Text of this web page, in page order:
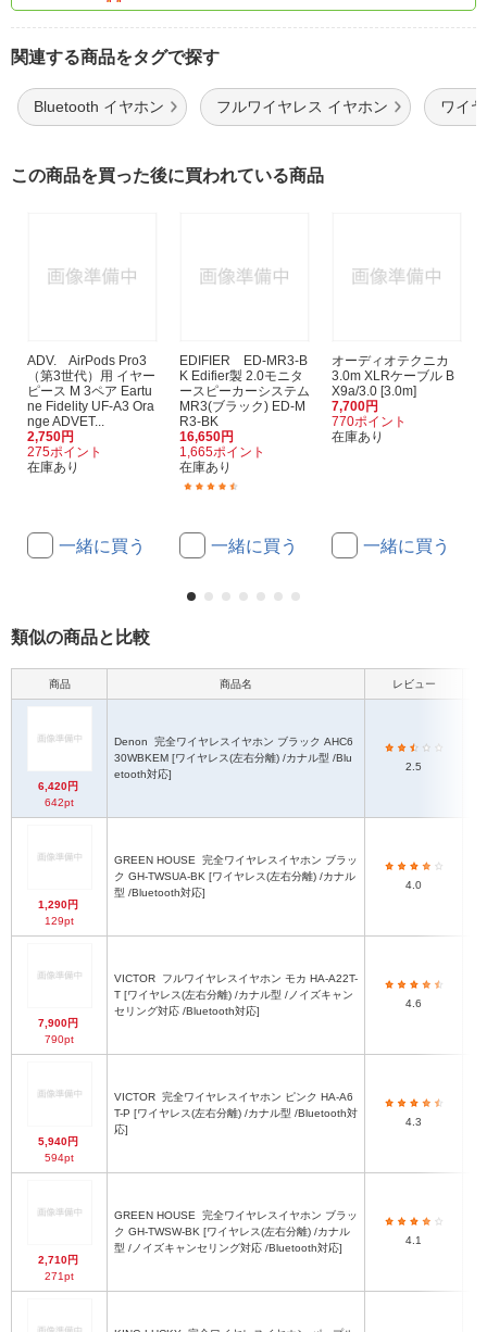
関連する商品をタグで探す
Bluetooth イヤホン フルワイヤレス イヤホン ワイ
この商品を買った後に買われている商品
ADV. AirPods Pro3
（第3世代）用 イヤー
ピース M 3ペア Eartu
ne Fidelity UF-A3 Ora
nge ADVET...
2,750円
275ポイント
在庫あり
一緒に買う
EDIFIER ED-MR3-B
K Edifier製 2.0モニタ
ースピーカーシステム
MR3(ブラック) ED-M
R3-BK
16,650円
1,665ポイント
在庫あり
一緒に買う
オーディオテクニカ
3.0m XLRケーブル B
X9a/3.0 [3.0m]
7,700円
770ポイント
在庫あり
一緒に買う
類似の商品と比較
商品 商品名 レビュー
6,420円
642pt
Denon
30WBKEM [ワイヤレス(左右分離) /カナル型 /Blu
etooth対応]
2.5
1,290円
129pt
GREEN HOUSE
ク GH-TWSUA-BK [ワイヤレス(左右分離) /カナル
型 /Bluetooth対応]
4.0
7,900円
790pt
VICTOR
T [ワイヤレス(左右分離) /カナル型 /ノイズキャン
セリング対応 /Bluetooth対応]
4.6
5,940円
594pt
VICTOR
T-P [ワイヤレス(左右分離) /カナル型 /Bluetooth対
応]
4.3
2,710円
271pt
GREEN HOUSE
ク GH-TWSW-BK [ワイヤレス(左右分離) /カナル
型 /ノイズキャンセリング対応 /Bluetooth対応]
4.1